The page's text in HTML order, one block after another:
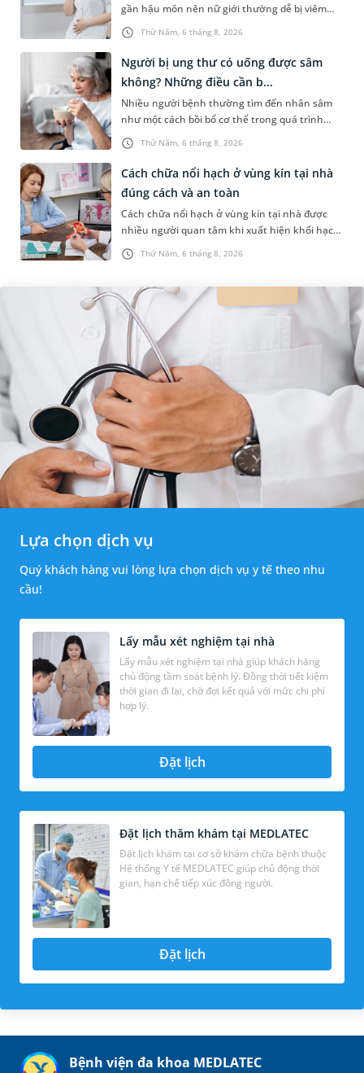
Thứ Năm, 6 tháng 8, 2026
gần hậu môn nên nữ giới thường dễ bị viêm
đường tiết niệu hơn nam giới. Tùy theo nguyên
nhân, mức độ nhiễm trùng và...
Thứ Năm, 6 tháng 8, 2026
Người bị ung thư có uống được sâm
không? Những điều cần b...
Nhiều người bệnh thường tìm đến nhân sâm
như một cách bồi bổ cơ thể trong quá trình
điều trị ung thư. Tuy nhiên, câu hỏi người bị
ung thư có uống được sâm kh...
Thứ Năm, 6 tháng 8, 2026
Cách chữa nổi hạch ở vùng kín tại nhà
đúng cách và an toàn
Cách chữa nổi hạch ở vùng kín tại nhà được
nhiều người quan tâm khi xuất hiện khối hạch
nhỏ ở vùng bẹn hoặc cơ quan sinh dục. Nếu
hạch mới xuất hiện, kích th...
Lựa chọn dịch vụ
Quý khách hàng vui lòng lựa chọn dịch vụ y tế theo nhu
cầu!
Lấy mẫu xét nghiệm tại nhà
Lấy mẫu xét nghiệm tại nhà giúp khách hàng
chủ động tầm soát bệnh lý. Đồng thời tiết kiệm
thời gian đi lại, chờ đợi kết quả với mức chi phí
hợp lý.
Đặt lịch
Đặt lịch thăm khám tại MEDLATEC
Đặt lịch khám tại cơ sở khám chữa bệnh thuộc
Hệ thống Y tế MEDLATEC giúp chủ động thời
gian, hạn chế tiếp xúc đông người.
Đặt lịch
Bệnh viện đa khoa MEDLATEC